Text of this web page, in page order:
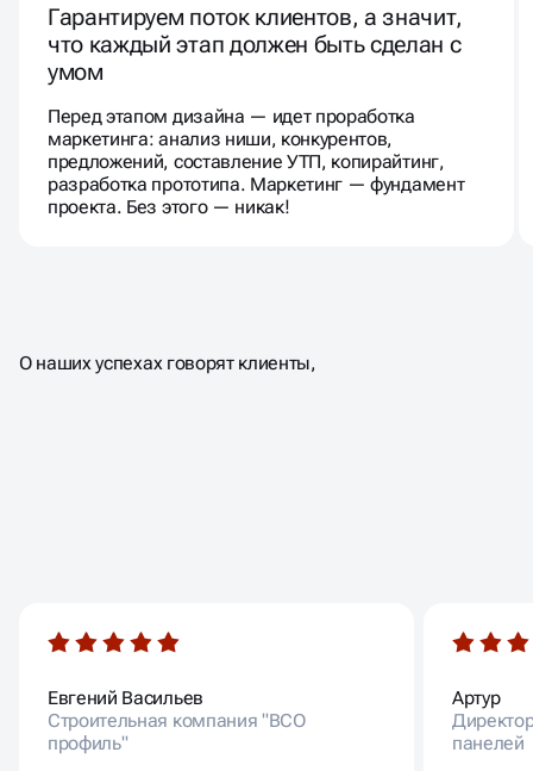
Гарантируем поток клиентов, а значит,
что каждый этап должен быть сделан с
умом
Перед этапом дизайна — идет проработка
маркетинга: анализ ниши, конкурентов,
предложений, составление УТП, копирайтинг,
разработка прототипа. Маркетинг — фундамент
проекта. Без этого — никак!
О наших успехах говорят клиенты,
ФРИЛАНСЕРОВ И СТУДИЙ
ТОЛЬКО ГОВОРЯТ О СВОЕЙ
РЕЗУЛЬТАТИВНОСТИ
Евгений Васильев
Строительная компания "ВСО
профиль"
Артур
панелей